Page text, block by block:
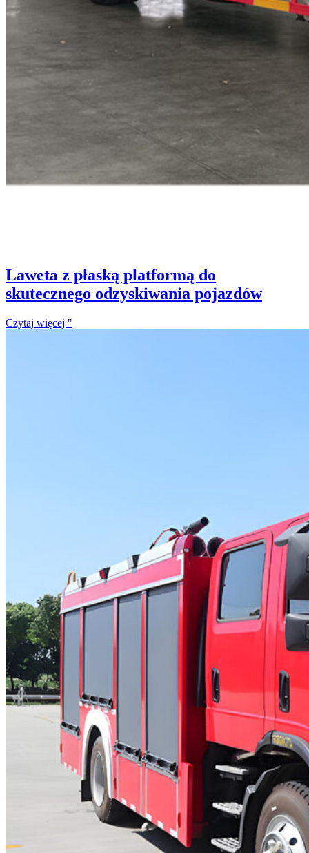
Laweta z płaską platformą do
skutecznego odzyskiwania pojazdów
Czytaj więcej "